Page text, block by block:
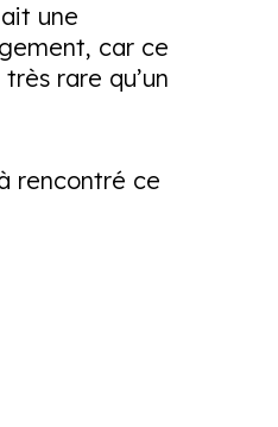
une
car ce
rare qu’un
rencontré ce